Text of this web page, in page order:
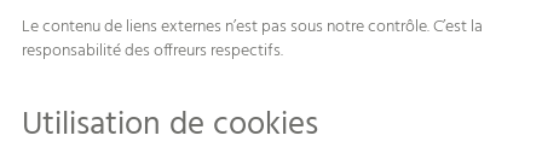
Le contenu de liens externes n’est pas sous notre contrôle. C’est la
responsabilité des offreurs respectifs.
Utilisation de cookies